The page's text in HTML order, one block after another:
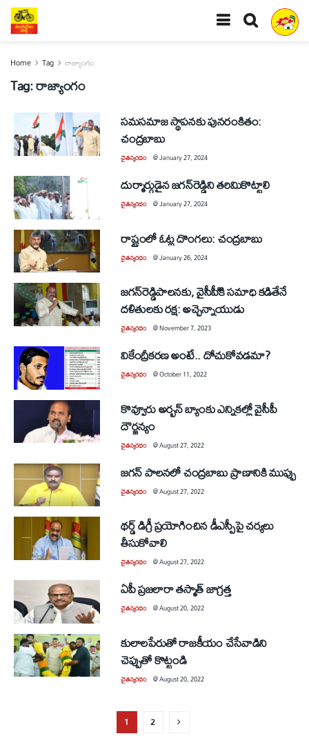
Home Tag రాజ్యాంగం
Tag:రాజ్యాంగం
సమసమాజ స్థాపనకు పునరంకితం:
చంద్రబాబు
చైతన్యరధం @January 27, 2024
దుర్మార్గుడైన జగన్‌రెడ్డిని తరిమికొట్టాలి
చైతన్యరధం @January 27, 2024
రాష్ట్రంలో ఓట్ల దొంగలు: చంద్రబాబు
చైతన్యరధం @January 26, 2024
జగన్‌రెడ్డిపాలనకు, వైసీపీికి సమాధి కడితేనే
దళితులకు రక్ష: అచ్చెన్నాయుడు
చైతన్యరధం @November 7, 2023
వికేంద్రీకరణ అంటే.. దోచుకోవడమా?
చైతన్యరధం @October 11, 2022
కొవ్వూరు అర్బన్‌ బ్యాంకు ఎన్నికల్లో వైసీపీ
దౌర్జన్యం
చైతన్యరధం @August 27, 2022
జగన్‌ పాలనలో చంద్రబాబు ప్రాణానికి ముప్పు
చైతన్యరధం @August 27, 2022
థర్డ్‌ డిగ్రీ ప్రయోగించిన డీఎస్పీపై చర్యలు
తీసుకోవాలి
చైతన్యరధం @August 27, 2022
ఏపీ ప్రజలారా తస్మాత్‌ జాగ్రత్త
చైతన్యరధం @August 20, 2022
కులాలపేరుతో రాజకీయం చేసేవాడిని
చెప్పుతో కొట్టండి
చైతన్యరధం @August 20, 2022
1 2